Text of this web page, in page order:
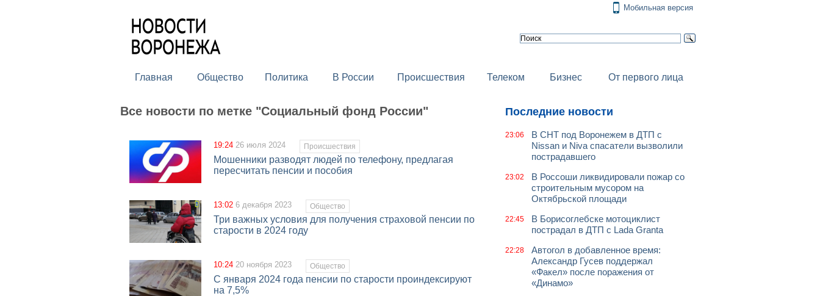
Мобильная версия
Главная Общество Политика В России Происшествия Телеком Бизнес От первого лица
Все новости по метке "Социальный фонд России"
19:24 26 июля 2024 Происшествия
Мошенники разводят людей по телефону, предлагая
пересчитать пенсии и пособия
13:02 6 декабря 2023 Общество
Три важных условия для получения страховой пенсии по
старости в 2024 году
10:24 20 ноября 2023 Общество
С января 2024 года пенсии по старости проиндексируют
на 7,5%
Последние новости
23:06
В СНТ под Воронежем в ДТП с
Nissan и Niva спасатели вызволили
пострадавшего
23:02
В Россоши ликвидировали пожар со
строительным мусором на
Октябрьской площади
22:45
В Борисоглебске мотоциклист
пострадал в ДТП с Lada Granta
22:28
Автогол в добавленное время:
Александр Гусев поддержал
«Факел» после поражения от
«Динамо»